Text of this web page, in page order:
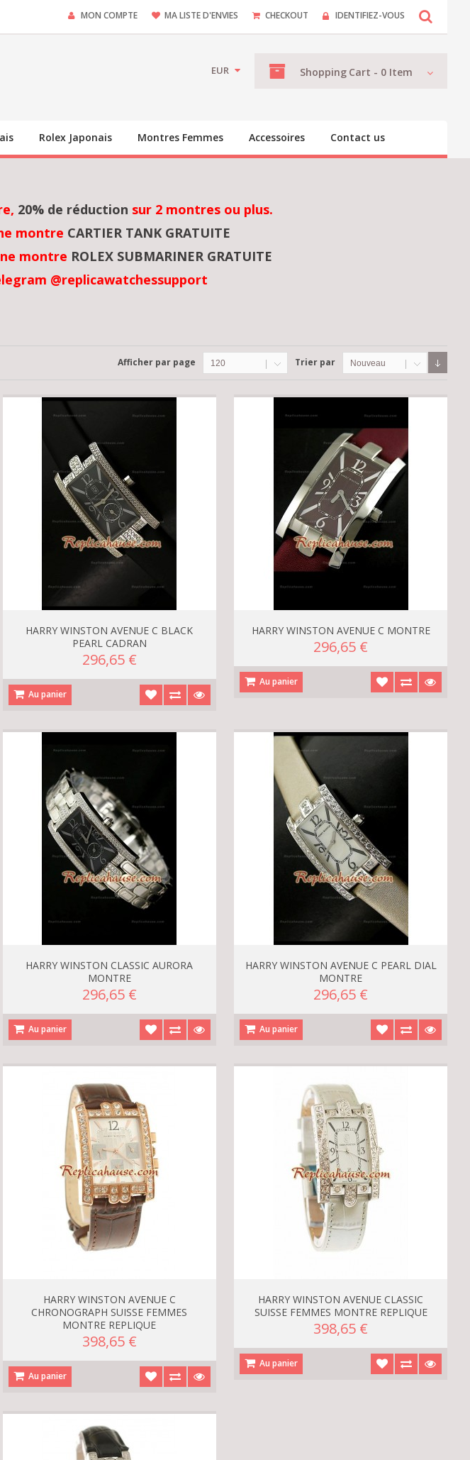
MON COMPTE MA LISTE D'ENVIES CHECKOUT IDENTIFIEZ-VOUS
Shopping Cart - 0 Item
EUR
Rolex Japonais Montres Femmes Accessoires Contact us
20% de réduction sur 2 montres ou plus.
montre CARTIER TANK GRATUITE
montre ROLEX SUBMARINER GRATUITE
@replicawatchessupport
Trier par Nouveau
Afficher par page 120
HARRY WINSTON AVENUE C BLACK
PEARL CADRAN
296,65 €
Au panier
HARRY WINSTON AVENUE C MONTRE
296,65 €
Au panier
HARRY WINSTON CLASSIC AURORA
MONTRE
296,65 €
Au panier
HARRY WINSTON AVENUE C PEARL DIAL
MONTRE
296,65 €
Au panier
HARRY WINSTON AVENUE C
CHRONOGRAPH SUISSE FEMMES
MONTRE REPLIQUE
398,65 €
Au panier
HARRY WINSTON AVENUE CLASSIC
SUISSE FEMMES MONTRE REPLIQUE
398,65 €
Au panier